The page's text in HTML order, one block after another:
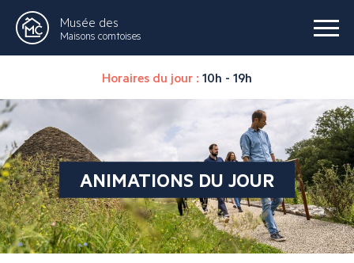
Musée des
Maisons comtoises
Horaires du jour : 10h - 19h
ANIMATIONS DU JOUR